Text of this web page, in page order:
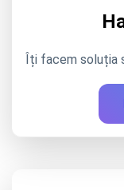
Îți facem soluția